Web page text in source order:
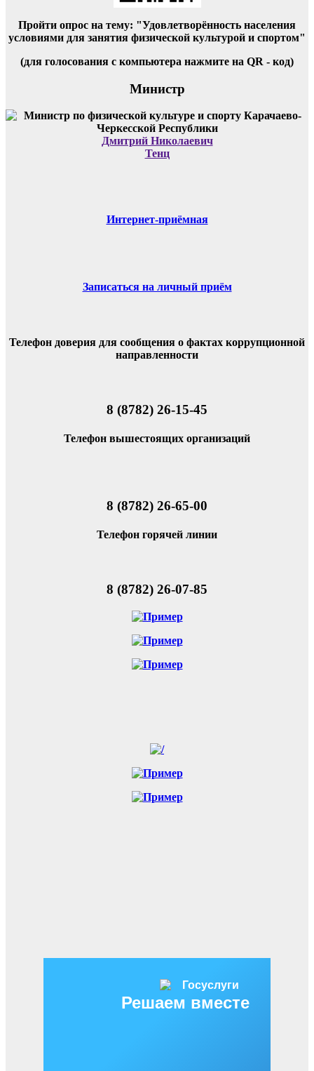
Пройти опрос на тему: "Удовлетворённость населения
условиями для занятия физической культурой и спортом"
(для голосования с компьютера нажмите на QR - код)
Министр
Дмитрий Николаевич
Тенц
Интернет-приёмная
Записаться на личный приём
Телефон доверия для сообщения о фактах коррупционной
направленности
8 (8782) 26-15-45
Телефон вышестоящих организаций
8 (8782) 26-65-00
Телефон горячей линии
8 (8782) 26-07-85
Решаем вместе